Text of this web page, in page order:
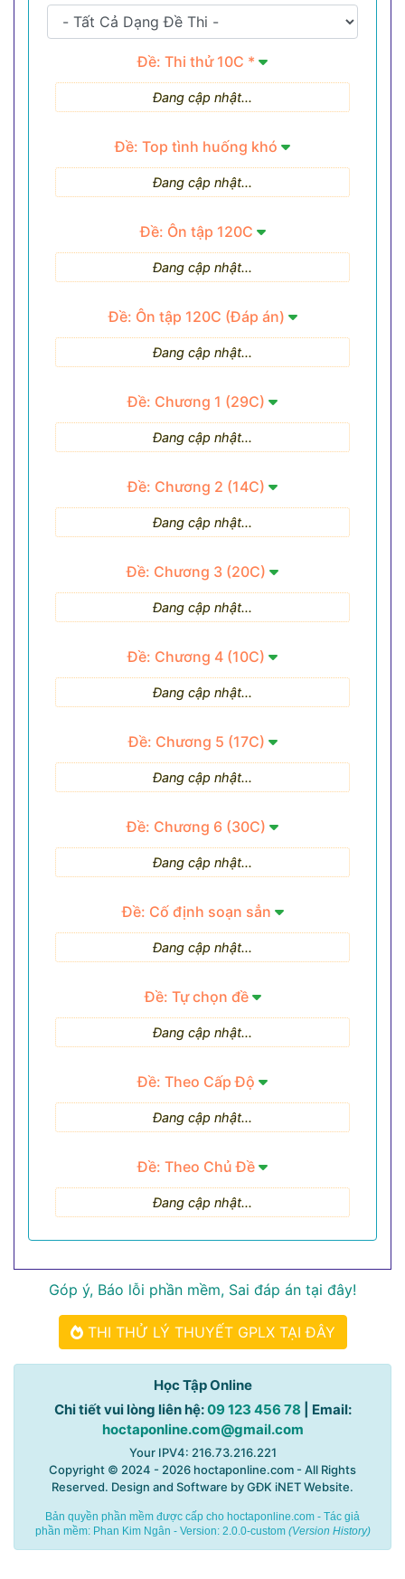
Đề: Thi thử 10C *
Đang cập nhật...
Đề: Top tình huống khó
Đang cập nhật...
Đề: Ôn tập 120C
Đang cập nhật...
Đề: Ôn tập 120C (Đáp án)
Đang cập nhật...
Đề: Chương 1 (29C)
Đang cập nhật...
Đề: Chương 2 (14C)
Đang cập nhật...
Đề: Chương 3 (20C)
Đang cập nhật...
Đề: Chương 4 (10C)
Đang cập nhật...
Đề: Chương 5 (17C)
Đang cập nhật...
Đề: Chương 6 (30C)
Đang cập nhật...
Đề: Cố định soạn sẳn
Đang cập nhật...
Đề: Tự chọn đề
Đang cập nhật...
Đề: Theo Cấp Độ
Đang cập nhật...
Đề: Theo Chủ Đề
Đang cập nhật...
Góp ý, Báo lỗi phần mềm, Sai đáp án tại đây!
THI THỬ LÝ THUYẾT GPLX TẠI ĐÂY
Học Tập Online
Chi tiết vui lòng liên hệ:09 123 456 78 | Email:
hoctaponline.com@gmail.com
Your IPV4: 216.73.216.221
Copyright © 2024 - 2026 hoctaponline.com - All Rights
Reserved. Design and Software byGĐK iNET Website.
Bản quyền phần mềm được cấp cho hoctaponline.com - Tác giả
phần mềm: Phan Kim Ngân - Version: 2.0.0-custom (Version History)